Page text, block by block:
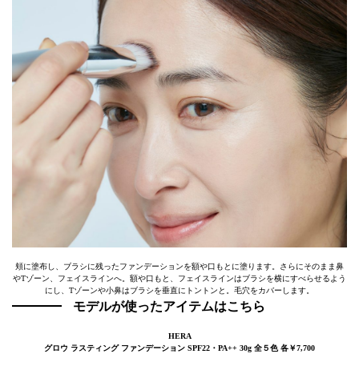
頬に塗布し、ブラシに残ったファンデーションを額や口もとに塗ります。さらにそのまま鼻
やTゾーン、フェイスラインへ。額や口もと、フェイスラインはブラシを横にすべらせるよう
にし、Tゾーンや小鼻はブラシを垂直にトントンと。毛穴をカバーします。
モデルが使ったアイテムはこちら
HERA
グロウ ラスティング ファンデーション SPF22・PA++ 30g 全５色 各￥7,700